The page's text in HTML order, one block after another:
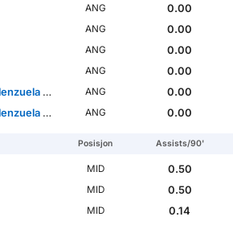
ANG
0.00
ANG
0.00
ANG
0.00
ANG
0.00
López
ANG
0.00
López
ANG 0.00
Posisjon Assists/90'
MID
0.50
MID
0.50
MID
0.14